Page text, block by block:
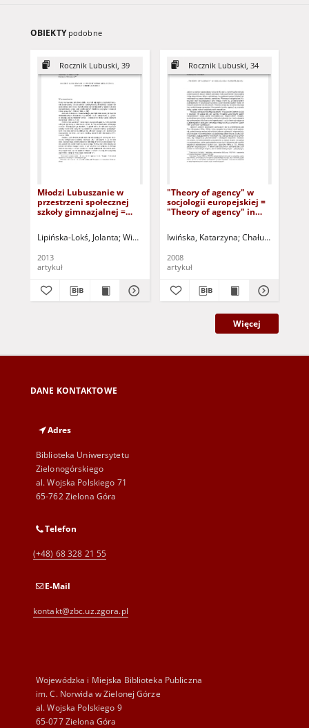
OBIEKTY podobne
Rocznik Lubuski, 39
Młodzi Lubuszanie w
przestrzeni społecznej
szkoły gimnazjalnej =
junior high school social
Lipińska-Lokś, Jolanta Winczura, Barbara Wołk, Zdzisław - red.
2013
artykuł
Rocznik Lubuski, 34
"Theory of agency" w
socjologii europejskiej =
"Theory of agency" in
Iwińska, Katarzyna Chałubiński,
2008
artykuł
Więcej
DANE KONTAKTOWE
Adres
Biblioteka Uniwersytetu
Zielonogórskiego
al. Wojska Polskiego 71
65-762 Zielona Góra
Telefon
(+48) 68 328 21 55
E-Mail
kontakt@zbc.uz.zgora.pl
Wojewódzka i Miejska Biblioteka Publiczna
im. C. Norwida w Zielonej Górze
al. Wojska Polskiego 9
65-077 Zielona Góra